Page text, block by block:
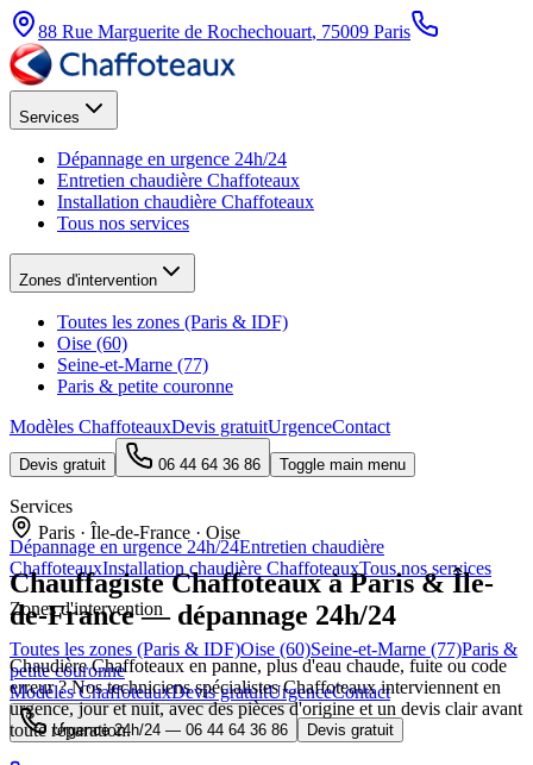
88 Rue Marguerite de Rochechouart, 75009 Paris
Services
Dépannage en urgence 24h/24
Entretien chaudière Chaffoteaux
Installation chaudière Chaffoteaux
Tous nos services
Zones d'intervention
Toutes les zones (Paris & IDF)
Oise (60)
Seine-et-Marne (77)
Paris & petite couronne
Modèles ChaffoteauxDevis gratuitUrgenceContact
Devis gratuit 06 44 64 36 86 Toggle main menu
Services
Dépannage en urgence 24h/24Entretien chaudière
ChaffoteauxInstallation chaudière ChaffoteauxTous nos services
Zones d'intervention
Toutes les zones (Paris & IDF)Oise (60)Seine-et-Marne (77)Paris &
petite couronne
Modèles ChaffoteauxDevis gratuitUrgenceContact
Urgence 24h/24 — 06 44 64 36 86 Devis gratuit
Paris · Île-de-France · Oise
ChauffagisteChaffoteauxà Paris & Île-
de-France — dépannage 24h/24
Chaudière Chaffoteaux en panne, plus d'eau chaude, fuite ou code
erreur ? Nos techniciens spécialistes Chaffoteaux interviennent en
urgence, jour et nuit, avec des pièces d'origine et un devis clair avant
toute réparation.